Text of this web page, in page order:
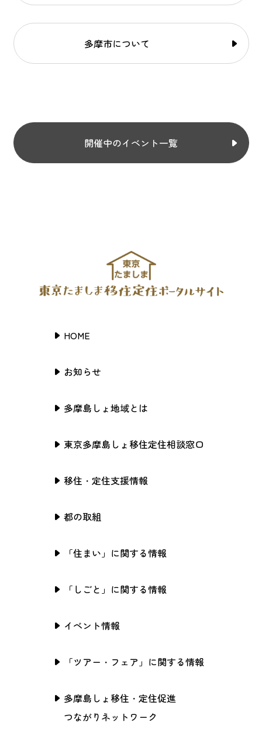
多摩市について
開催中のイベント一覧
HOME
お知らせ
多摩島しょ地域とは
東京多摩島しょ移住定住相談窓口
移住・定住支援情報
都の取組
「住まい」に関する情報
「しごと」に関する情報
イベント情報
「ツアー・フェア」に関する情報
多摩島しょ移住・定住促進
つながりネットワーク